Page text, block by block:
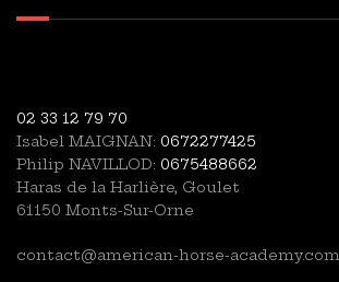
02 33 12 79 70
Isabel MAIGNAN: 0672277425
Philip NAVILLOD: 0675488662
Haras de la Harlière, Goulet
61150 Monts-Sur-Orne
contact@american-horse-academy.com